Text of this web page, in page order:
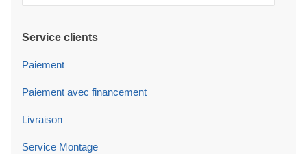
Service clients
Paiement
Paiement avec financement
Livraison
Service Montage